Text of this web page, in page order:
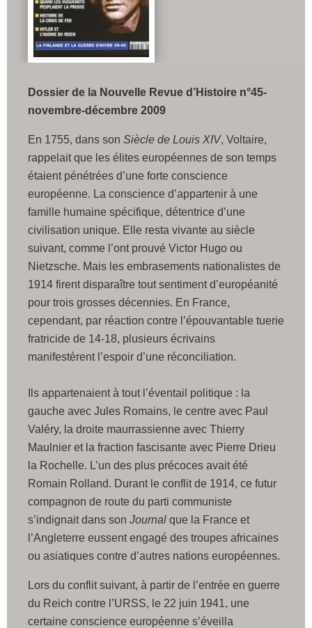
Dossier de la Nouvelle Revue d’Histoire n°45-
novembre-décembre 2009
En 1755, dans son Siècle de Louis XIV, Voltaire,
rappelait que les élites européennes de son temps
étaient pénétrées d’une forte conscience
européenne. La conscience d’appartenir à une
famille humaine spécifique, détentrice d’une
civilisation unique. Elle resta vivante au siècle
suivant, comme l’ont prouvé Victor Hugo ou
Nietzsche. Mais les embrasements nationalistes de
1914 firent disparaître tout sentiment d’européanité
pour trois grosses décennies. En France,
cependant, par réaction contre l’épouvantable tuerie
fratricide de 14-18, plusieurs écrivains
manifestèrent l’espoir d’une réconciliation.
Ils appartenaient à tout l’éventail politique : la
gauche avec Jules Romains, le centre avec Paul
Valéry, la droite maurrassienne avec Thierry
Maulnier et la fraction fascisante avec Pierre Drieu
la Rochelle. L’un des plus précoces avait été
Romain Rolland. Durant le conflit de 1914, ce futur
compagnon de route du parti communiste
s’indignait dans son Journal que la France et
l’Angleterre eussent engagé des troupes africaines
ou asiatiques contre d’autres nations européennes.
Lors du conflit suivant, à partir de l’entrée en guerre
du Reich contre l’URSS, le 22 juin 1941, une
certaine conscience européenne s’éveilla